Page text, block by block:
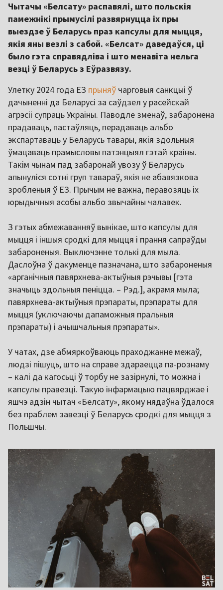
Чытачы «Белсату» распавялі, што польскія
памежнікі прымусілі развярнуцца іх пры
выездзе ў Беларусь праз капсулы для мыцця,
якія яны везлі з сабой. «Белсат» даведаўся, ці
было гэта справядліва і што менавіта нельга
везці ў Беларусь з Еўразвязу.
Улетку 2024 года ЕЗ прыняў чарговыя санкцыі ў
дачыненні да Беларусі за саўдзел у расейскай
агрэсіі супраць Украіны. Паводле зменаў, забаронена
прадаваць, пастаўляць, перадаваць альбо
экспартаваць у Беларусь тавары, якія здольныя
ўмацаваць прамысловы патэнцыял гэтай краіны.
Такім чынам пад забаронай увозу ў Беларусь
апынуліся сотні груп тавараў, якія не абавязкова
зробленыя ў ЕЗ. Прычым не важна, перавозяць іх
юрыдычныя асобы альбо звычайны чалавек.
З гэтых абмежаванняў вынікае, што капсулы для
мыцця і іншыя сродкі для мыцця і прання сапраўды
забароненыя. Выключэнне толькі для мыла.
Даслоўна ў дакуменце пазначана, што забароненыя
«арганічныя павярхнева-актыўныя рэчывы [гэта
значыць здольныя пеніцца. – Рэд.], акрамя мыла;
павярхнева-актыўныя прэпараты, прэпараты для
мыцця (уключаючы дапаможныя пральныя
прэпараты) і ачышчальныя прэпараты».
У чатах, дзе абмяркоўваюць праходжанне межаў,
людзі пішуць, што на справе здараецца па-рознаму
– калі да кагосьці ў торбу не зазірнулі, то можна і
капсулы правезці. Такую інфармацыю пацвярджае і
яшчэ адзін чытач «Белсату», якому нядаўна ўдалося
без праблем завезці ў Беларусь сродкі для мыцця з
Польшчы.